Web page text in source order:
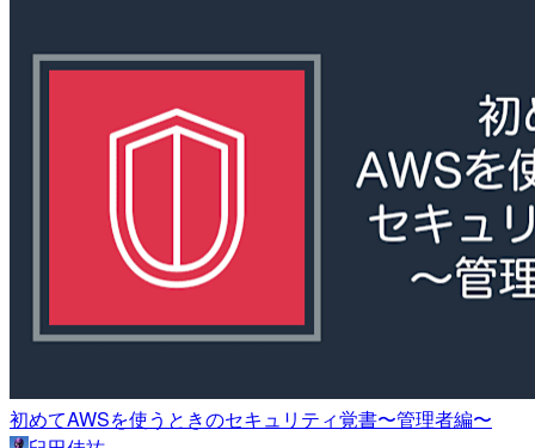
初めてAWSを使うときのセキュリティ覚書〜管理者編〜